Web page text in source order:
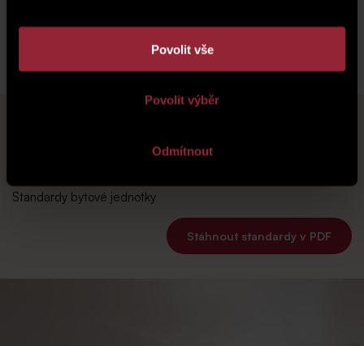
Povolit vše
Povolit výběr
Odmítnout
Standardy bytové jednotky
Stáhnout standardy v PDF